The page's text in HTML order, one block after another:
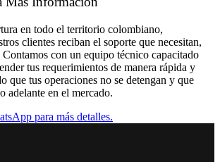
en todo el territorio colombiano,
clientes reciban el soporte que necesitan,
con un equipo técnico capacitado
tus requerimientos de manera rápida y
que tus operaciones no se detengan y que
adelante en el mercado.
para más detalles.